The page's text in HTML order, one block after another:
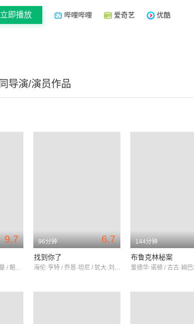
立即播放 哔哩哔哩 爱奇艺 优酷
同导演/演员作品
9.7
蒂姆·罗宾斯 / 摩根·弗里曼 / 鲍勃·冈顿
6.7
96分钟
找到你了
海伦·亨特 / 乔恩·坦尼 / 犹大·刘易斯
144分钟
布鲁克林秘案